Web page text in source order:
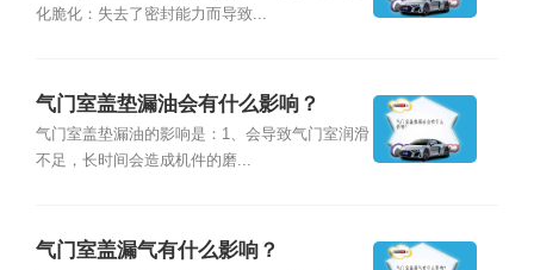
化脆化：失去了密封能力而导致...
气门室盖垫漏油会有什么影响？
气门室盖垫漏油的影响是：1、会导致气门室润滑
不足，长时间会造成机件的磨...
气门室盖漏气有什么影响？